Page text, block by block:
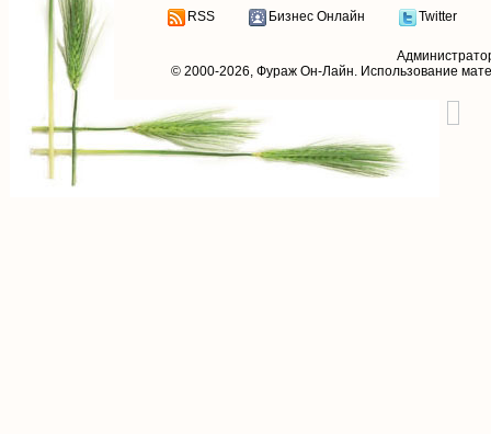
RSS Бизнес Онлайн Twitter
© 2000-2026, Фураж Он-Лайн. Использование